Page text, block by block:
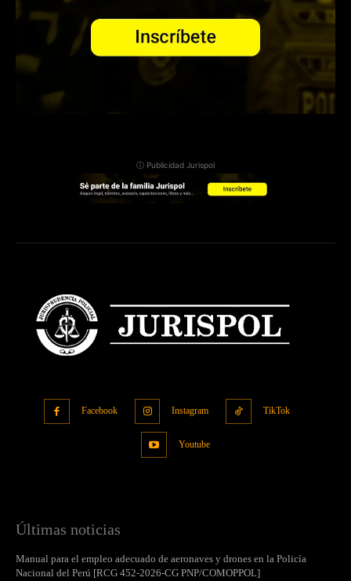
ⓘ Publicidad Jurispol
Facebook Instagram TikTok
Youtube
Últimas noticias
Manual para el empleo adecuado de aeronaves y drones en la Policía
Nacional del Perú [RCG 452-2026-CG PNP/COMOPPOL]